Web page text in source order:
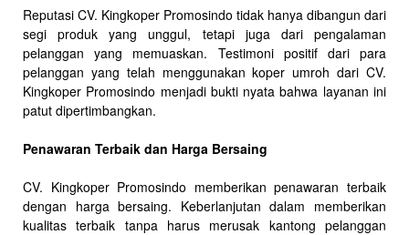
Reputasi CV. Kingkoper Promosindo tidak hanya dibangun dari
segi produk yang unggul, tetapi juga dari pengalaman
pelanggan yang memuaskan. Testimoni positif dari para
pelanggan yang telah menggunakan koper umroh dari CV.
Kingkoper Promosindo menjadi bukti nyata bahwa layanan ini
patut dipertimbangkan.
Penawaran Terbaik dan Harga Bersaing
CV. Kingkoper Promosindo memberikan penawaran terbaik
dengan harga bersaing. Keberlanjutan dalam memberikan
kualitas terbaik tanpa harus merusak kantong pelanggan